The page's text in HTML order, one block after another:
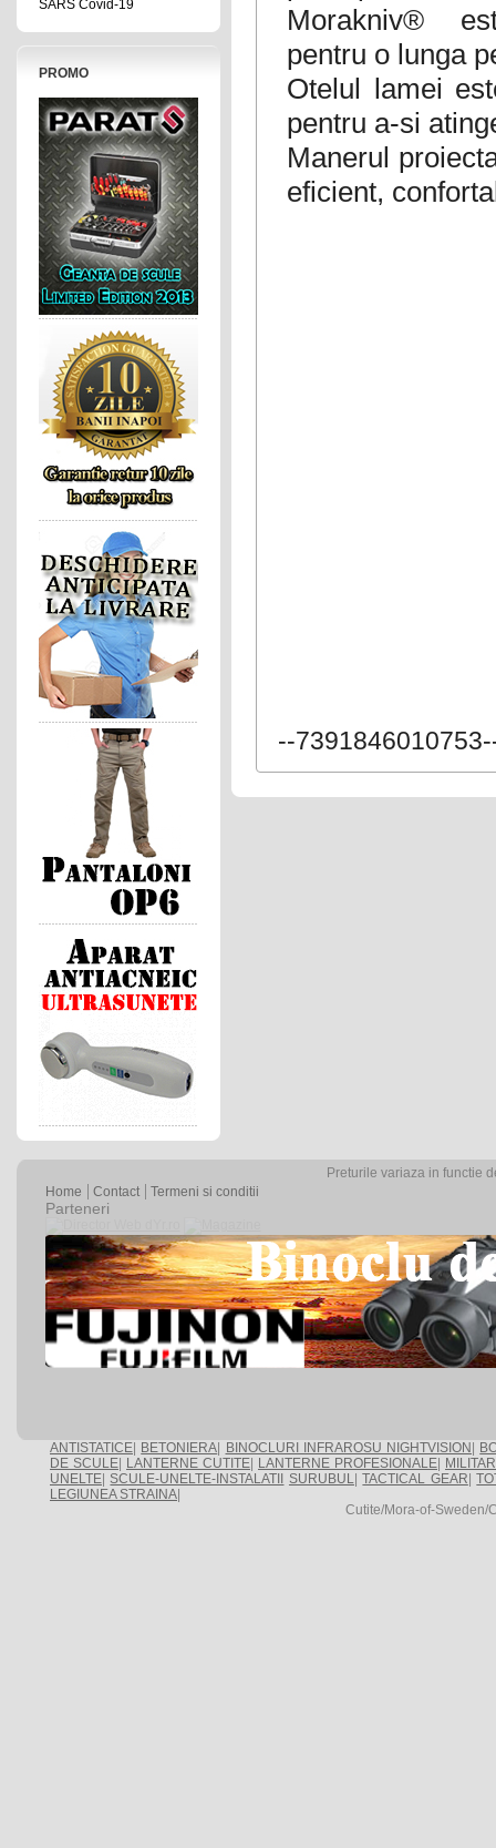
SARS Covid-19
PROMO
Morakniv®
pentru o lunga
Otelul lamei
pentru a-si
Manerul
eficient,
--
Preturile variaza in functie
Home
Contact Termeni si conditii
Parteneri
ANTISTATICE BETONIERA BINOCLURI INFRAROSU NIGHTVISION
DE SCULE
LANTERNE CUTITE LANTERNE PROFESIONALE
UNELTE SCULE-UNELTE-INSTALATII SURUBUL|TACTICAL GEAR |
LEGIUNEA STRAINA
Cutite/Mora-of-Sweden/